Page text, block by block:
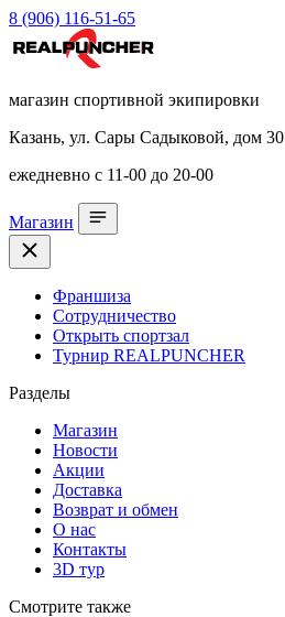
8 (906) 116-51-65
магазин спортивной экипировки
Казань, ул. Сары Садыковой, дом 30
ежедневно с 11-00 до 20-00
Магазин
Франшиза
Сотрудничество
Открыть спортзал
Турнир REALPUNCHER
Разделы
Магазин
Новости
Акции
Доставка
Возврат и обмен
О нас
Контакты
3D тур
Смотрите также